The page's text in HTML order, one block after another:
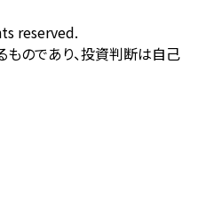
reserved.
のであり、投資判断は自己